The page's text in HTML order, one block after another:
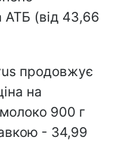
АТБ (від 43,66
продовжує
на
900 г
- 34,99